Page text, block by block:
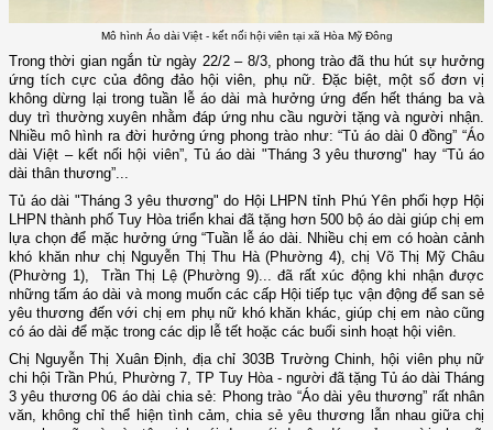
Mô hình Áo dài Việt - kết nối hội viên tại xã Hòa Mỹ Đông
Trong thời gian ngắn từ ngày 22/2 – 8/3, phong trào đã thu hút sự hưởng
ứng tích cực của đông đảo hội viên, phụ nữ. Đặc biệt, một số đơn vị
không dừng lại trong tuần lễ áo dài mà hưởng ứng đến hết tháng ba và
duy trì thường xuyên nhằm đáp ứng nhu cầu người tặng và người nhận.
Nhiều mô hình ra đời hưởng ứng phong trào như: “Tủ áo dài 0 đồng” “Áo
dài Việt – kết nối hội viên”, Tủ áo dài "Tháng 3 yêu thương" hay “Tủ áo
dài thân thương”...
Tủ áo dài "Tháng 3 yêu thương" do Hội LHPN tỉnh Phú Yên phối hợp Hội
LHPN thành phố Tuy Hòa triển khai đã tặng hơn 500 bộ áo dài giúp chị em
lựa chọn để mặc hưởng ứng “Tuần lễ áo dài. Nhiều chị em có hoàn cảnh
khó khăn như chị Nguyễn Thị Thu Hà (Phường 4), chị Võ Thị Mỹ Châu
(Phường 1), Trần Thị Lệ (Phường 9)... đã rất xúc động khi nhận được
những tấm áo dài và mong muốn các cấp Hội tiếp tục vận động để san sẻ
yêu thương đến với chị em phụ nữ khó khăn khác, giúp chị em nào cũng
có áo dài để mặc trong các dịp lễ tết hoặc các buổi sinh hoạt hội viên.
Chị Nguyễn Thị Xuân Định, địa chỉ 303B Trường Chinh, hội viên phụ nữ
chi hội Trần Phú, Phường 7, TP Tuy Hòa - người đã tặng Tủ áo dài Tháng
3 yêu thương 06 áo dài chia sẻ: Phong trào “Áo dài yêu thương” rất nhân
văn, không chỉ thể hiện tình cảm, chia sẻ yêu thương lẫn nhau giữa chị